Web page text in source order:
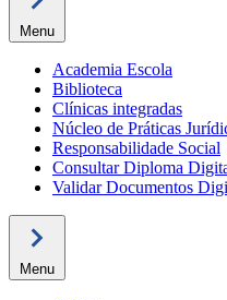
Menu
Academia Escola
Biblioteca
Clínicas integradas
Núcleo de Práticas
Responsabilidade Social
Consultar Diploma
Validar Documentos
Menu